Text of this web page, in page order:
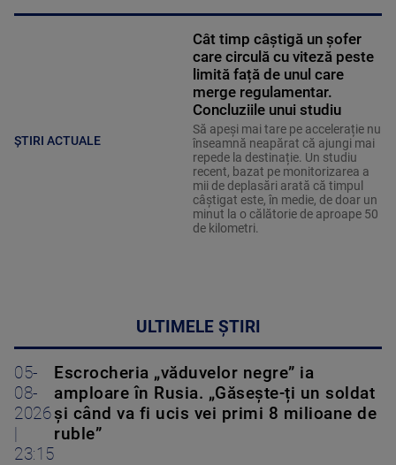
ȘTIRI ACTUALE
Cât timp câștigă un șofer
care circulă cu viteză peste
limită față de unul care
merge regulamentar.
Concluziile unui studiu
Să apeși mai tare pe accelerație nu
înseamnă neapărat că ajungi mai
repede la destinație. Un studiu
recent, bazat pe monitorizarea a
mii de deplasări arată că timpul
câștigat este, în medie, de doar un
minut la o călătorie de aproape 50
de kilometri.
ULTIMELE ȘTIRI
05-
08-
2026
23:15
Escrocheria „văduvelor negre” ia
amploare în Rusia. „Găsește-ți un soldat
și când va fi ucis vei primi 8 milioane de
ruble”